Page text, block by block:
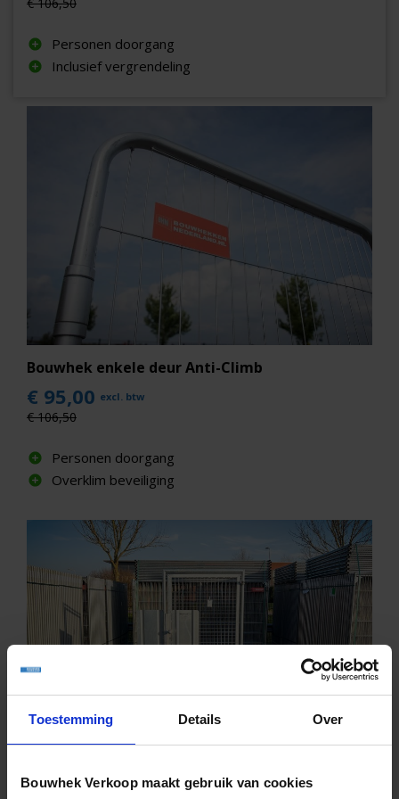
Toestemming Details Over
Bouwhek Verkoop maakt gebruik van cookies
Personen doorgang
Inclusief vergrendeling
Bouwhek enkele deur Anti-Climb
€ 95,00 excl. btw
€ 106,50
Personen doorgang
Overklim beveiliging
Bouwhek vluchtpoort